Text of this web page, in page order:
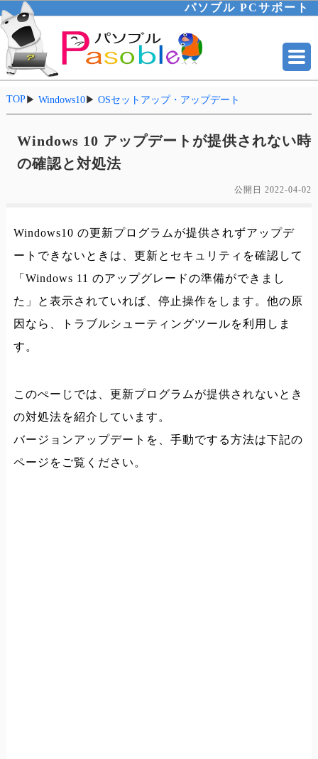
パソブル PCサポート
TOP▶ Windows10▶ OSセットアップ・アップデート
Windows 10 アップデートが提供されない時
の確認と対処法
公開日2022-04-02
Windows10 の更新プログラムが提供されずアップデ
ートできないときは、更新とセキュリティを確認して
「Windows 11 のアップグレードの準備ができまし
た」と表示されていれば、停止操作をします。他の原
因なら、トラブルシューティングツールを利用しま
す。
このぺーじでは、更新プログラムが提供されないとき
の対処法を紹介しています。
バージョンアップデートを、手動でする方法は下記の
ページをご覧ください。